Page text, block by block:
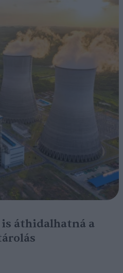
áthidalhatná a